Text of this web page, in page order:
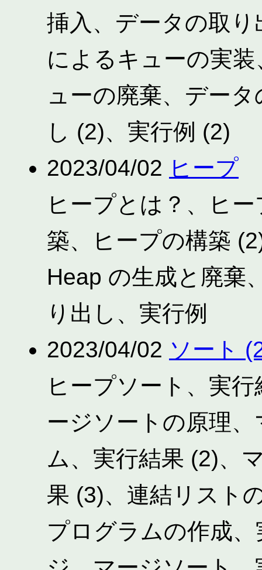
挿入、データの取
によるキューの実
ューの廃棄、デー
し (2)、実行例 (2)
2023/04/02 ヒープ
ヒープとは？、ヒ
築、ヒープの構築
Heap の生成と廃棄
り出し、実行例
2023/04/02 ソート
ヒープソート、実
ージソートの原理
ム、実行結果 (2)、
果 (3)、連結リスト
プログラムの作成